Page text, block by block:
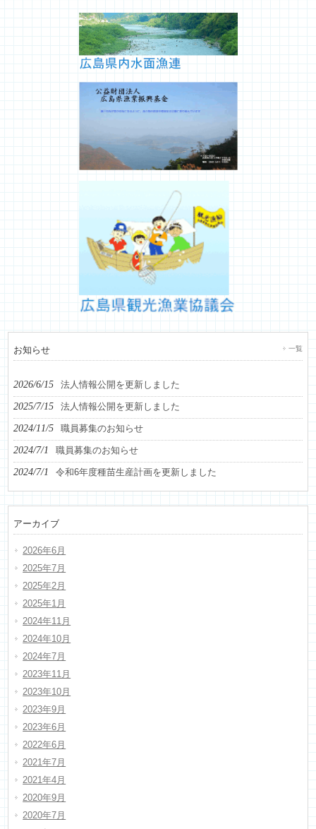
お知らせ 一覧
2026/6/15 法人情報公開を更新しました
2025/7/15 法人情報公開を更新しました
2024/11/5 職員募集のお知らせ
2024/7/1 職員募集のお知らせ
2024/7/1 令和6年度種苗生産計画を更新しました
アーカイブ
2026年6月
2025年7月
2025年2月
2025年1月
2024年11月
2024年10月
2024年7月
2023年11月
2023年10月
2023年9月
2023年6月
2022年6月
2021年7月
2021年4月
2020年9月
2020年7月